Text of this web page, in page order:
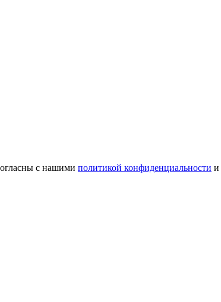
с нашими политикой конфиденциальности и